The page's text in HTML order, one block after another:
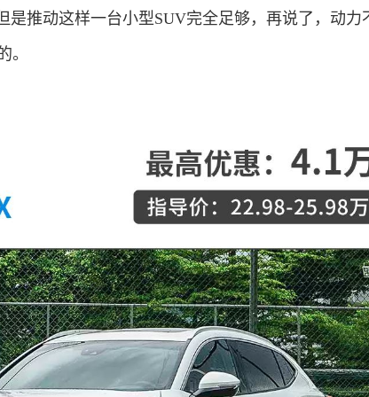
是推动这样一台小型SUV完全足够，再说了，动力
。